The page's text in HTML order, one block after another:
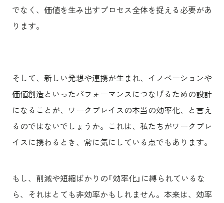
でなく、価値を生み出すプロセス全体を捉える必要があ
ります。
そして、新しい発想や連携が生まれ、イノベーションや
価値創造といったパフォーマンスにつなげるための設計
になることが、ワークプレイスの本当の効率化、と言え
るのではないでしょうか。これは、私たちがワークプレ
イスに携わるとき、常に気にしている点でもあります。
もし、削減や短縮ばかりの「効率化」に縛られているな
ら、それはとても非効率かもしれません。本来は、効率